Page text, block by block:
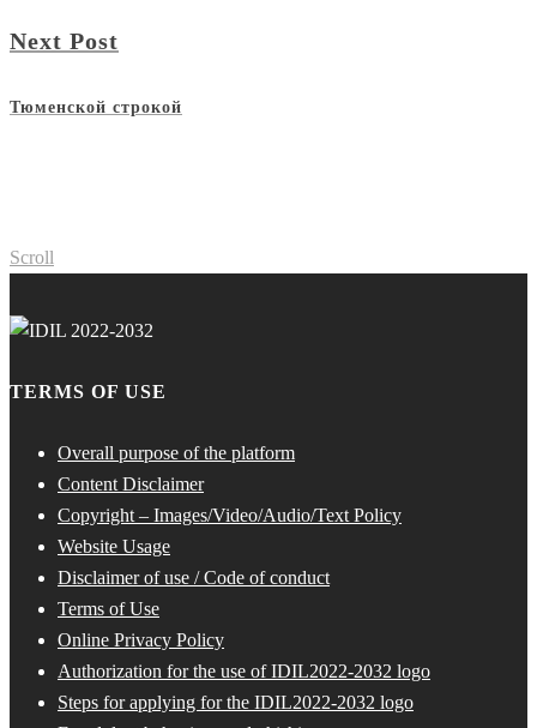
Next Post
Тюменской строкой
Scroll
TERMS OF USE
Overall purpose of the platform
Content Disclaimer
Copyright – Images/Video/Audio/Text Policy
Website Usage
Disclaimer of use / Code of conduct
Terms of Use
Online Privacy Policy
Authorization for the use of IDIL2022-2032 logo
Steps for applying for the IDIL2022-2032 logo